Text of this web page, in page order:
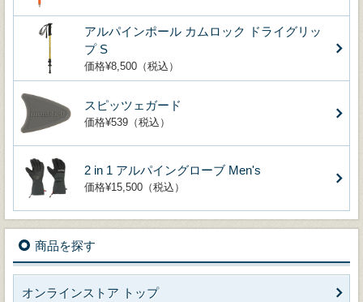
アルパインポール カムロック ドライグリッ
プ S
価格¥8,500（税込）
スピッツェガード
価格¥539（税込）
2 in 1 アルパイングローブ Men's
価格¥15,500（税込）
商品を探す
オンラインストア トップ